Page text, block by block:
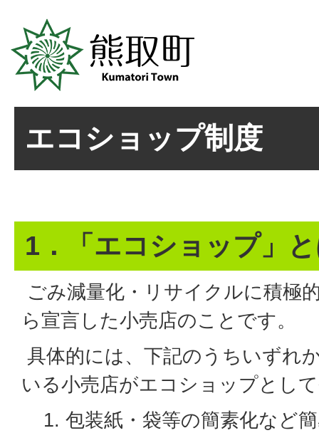
エコショップ制度
1．「エコショップ」
ごみ減量化・リサイクルに積極
ら宣言した小売店のことです。
具体的には、下記のうちいずれ
いる小売店がエコショップとし
包装紙・袋等の簡素化など